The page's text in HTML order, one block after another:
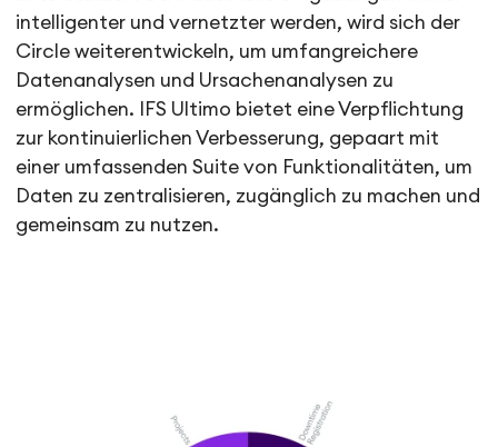
intelligenter und vernetzter werden, wird sich der
Circle weiterentwickeln, um umfangreichere
Datenanalysen und Ursachenanalysen zu
ermöglichen. IFS Ultimo bietet eine Verpflichtung
zur kontinuierlichen Verbesserung, gepaart mit
einer umfassenden Suite von Funktionalitäten, um
Daten zu zentralisieren, zugänglich zu machen und
gemeinsam zu nutzen.